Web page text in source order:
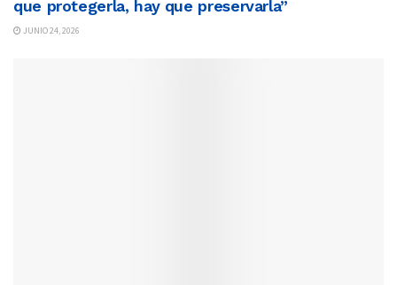
que protegerla, hay que preservarla”
JUNIO 24, 2026